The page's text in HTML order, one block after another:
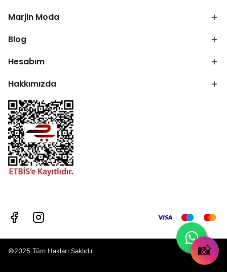
Marjin Moda
Blog
Hesabım
Hakkımızda
©2025 Tüm Hakları Saklıdır 📸